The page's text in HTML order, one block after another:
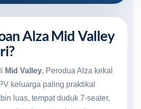
Alza Mid Valley
Mid Valley, Perodua Alza kekal
keluarga paling praktikal
luas, tempat duduk 7-seater,